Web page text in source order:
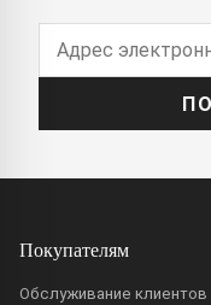
Покупателям
Обслуживание клиентов